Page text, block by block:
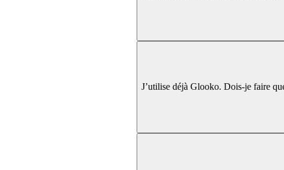
J’utilise déjà Glooko. Dois-je faire